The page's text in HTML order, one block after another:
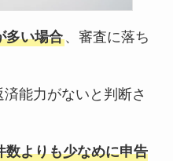
多い場合、審査に落ち
能力がないと判断さ
数よりも少なめに申告